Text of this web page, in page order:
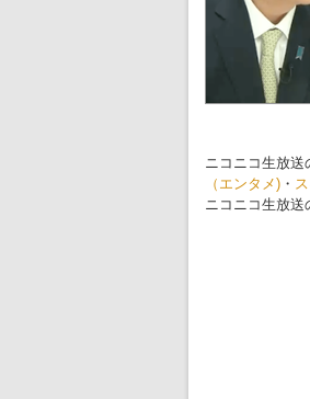
ニコニコ生放送
（エンタメ) ・
ニコニコ生放送